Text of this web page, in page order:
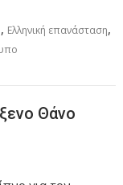
, Ελληνική επανάσταση,
Θάνο